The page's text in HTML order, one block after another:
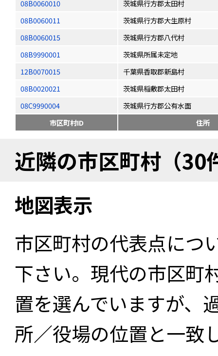
08B0060010
茨城県行方郡太田村
08B0060011
茨城県行方郡大生原村
08B0060015
茨城県行方郡八代村
08B9990001
茨城県所属未定地
12B0070015
千葉県香取郡新島村
08B0020021
茨城県稲敷郡太田村
08C9990004
茨城県行方郡公有水面
市区町村ID
住所
近隣の市区町村（30
地図表示
市区町村の代表点につ
下さい。現代の市区町
置を選んでいますが、
所／役場の位置と一致